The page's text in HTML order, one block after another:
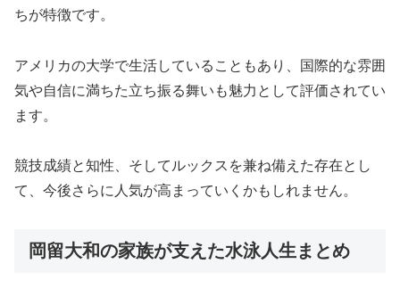
ちが特徴です。
アメリカの大学で生活していることもあり、国際的な雰囲
気や自信に満ちた立ち振る舞いも魅力として評価されてい
ます。
競技成績と知性、そしてルックスを兼ね備えた存在とし
て、今後さらに人気が高まっていくかもしれません。
岡留大和の家族が支えた水泳人生まとめ